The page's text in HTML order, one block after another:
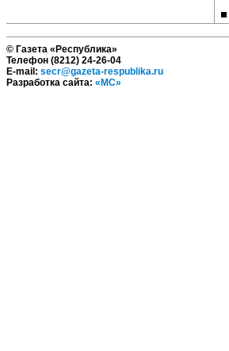
© Газета «Республика»
Телефон (8212) 24-26-04
E-mail: secr@gazeta-respublika.ru
Разработка сайта: «МС»